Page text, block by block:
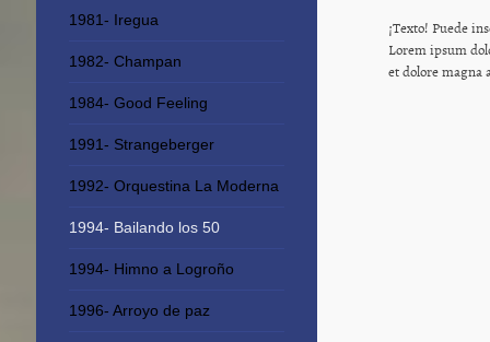
¡Texto! Puede
Lorem ipsum
et dolore magna
1981- Iregua
1982- Champan
1984- Good Feeling
1991- Strangeberger
1992- Orquestina La Moderna
1994- Bailando los 50
1994- Himno a Logroño
1996- Arroyo de paz